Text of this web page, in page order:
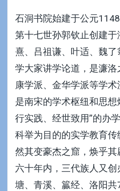
石洞书院始建于公元
第十七世孙郭钦止创建
熹、吕祖谦、叶适、魏
学大家讲学论道，是濂
康学派、金华学派等学术
是南宋的学术枢纽和思想
行实践、经世致用”的办
科举为目的的实学教育传
然其变豪杰之窟，焕乎其
六十年内，三代族人又
塘、青溪、籯经、洛阳